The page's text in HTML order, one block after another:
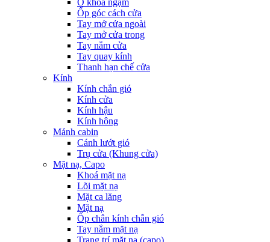
Ổ khoá ngậm
Ốp góc cách cửa
Tay mở cửa ngoài
Tay mở cửa trong
Tay nắm cửa
Tay quay kính
Thanh hạn chế cửa
Kính
Kính chắn gió
Kính cửa
Kính hậu
Kính hông
Mảnh cabin
Cánh lướt gió
Trụ cửa (Khung cửa)
Mặt nạ, Capo
Khoá mặt nạ
Lõi mặt nạ
Mặt ca lăng
Mặt nạ
Ốp chân kính chắn gió
Tay nắm mặt nạ
Trang trí mặt nạ (capo)